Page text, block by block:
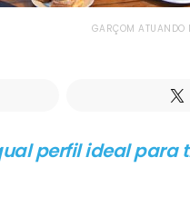
GARÇOM ATUANDO
perfil ideal para